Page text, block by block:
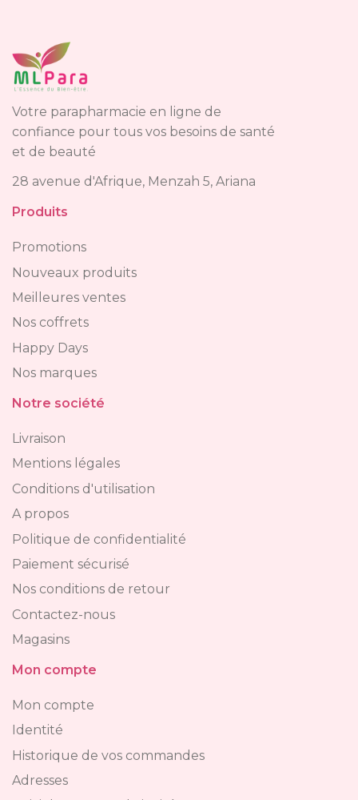
Votre parapharmacie en ligne de
confiance pour tous vos besoins de santé
et de beauté
28 avenue d'Afrique, Menzah 5, Ariana
Produits
Promotions
Nouveaux produits
Meilleures ventes
Nos coffrets
Happy Days
Nos marques
Notre société
Livraison
Mentions légales
Conditions d'utilisation
A propos
Politique de confidentialité
Paiement sécurisé
Nos conditions de retour
Contactez-nous
Magasins
Mon compte
Mon compte
Identité
Historique de vos commandes
Adresses